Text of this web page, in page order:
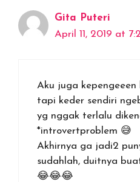
Gita Puteri
April 11, 2019 at
Aku juga
tapi keder sendiri
yg nggak terlalu
*introvertproblem 😅
Akhirnya ga jadi2
sudahlah, duitnya
😂😂😂